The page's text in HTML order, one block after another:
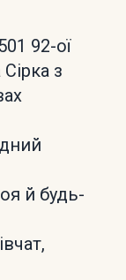
92-ої
з
й будь-